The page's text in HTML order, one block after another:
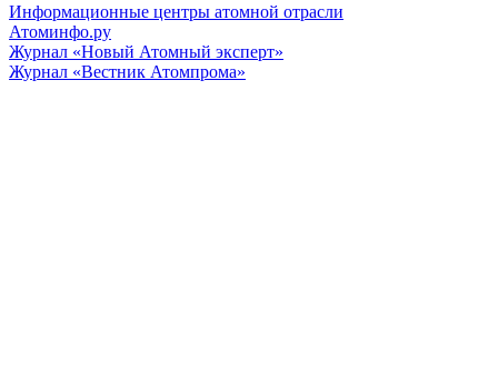
Информационные центры атомной отрасли
Атоминфо.ру
Журнал «Новый Атомный эксперт»
Журнал «Вестник Атомпрома»